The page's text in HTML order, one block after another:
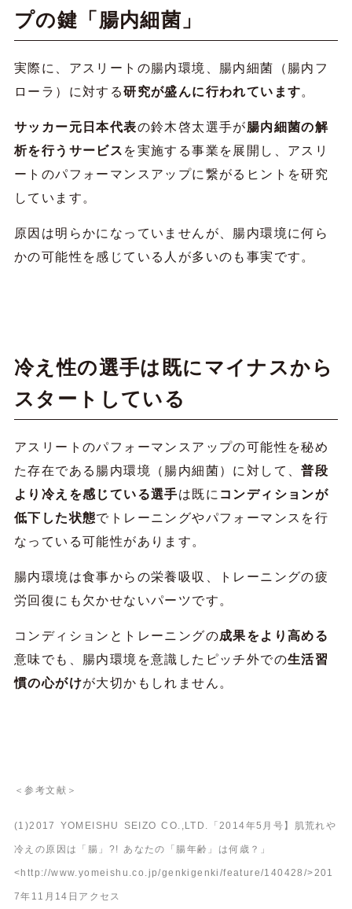
プの鍵「腸内細菌」
実際に、アスリートの腸内環境、腸内細菌（腸内フ
ローラ）に対する研究が盛んに行われています。
サッカー元日本代表の鈴木啓太選手が腸内細菌の解
析を行うサービス を実施する事業を展開し、アスリ
ートのパフォーマンスアップに繋がるヒントを研究
しています。
原因は明らかになっていませんが、腸内環境に何ら
かの可能性を感じている人が多いのも事実です。
冷え性の選手は既にマイナスから
スタートしている
アスリートのパフォーマンスアップの可能性を秘め
た存在である腸内環境（腸内細菌）に対して、普段
より冷えを感じている選手は既に コンディションが
低下した状態でトレーニングやパフォーマンスを行
なっている可能性があります。
腸内環境は食事からの栄養吸収、トレーニングの疲
労回復にも欠かせないパーツです。
コンディションとトレーニングの成果をより高める
意味でも、腸内環境を意識したピッチ外での生活習
慣の心がけが大切かもしれません。
＜参考文献＞
(1)2017 YOMEISHU SEIZO CO.,LTD.「2014年5月号】 肌荒れや
冷えの原因は「腸」?! あなたの「腸年齢」は何歳？」
<http://www.yomeishu.co.jp/genkigenki/feature/140428/>201
7年11月14日アクセス